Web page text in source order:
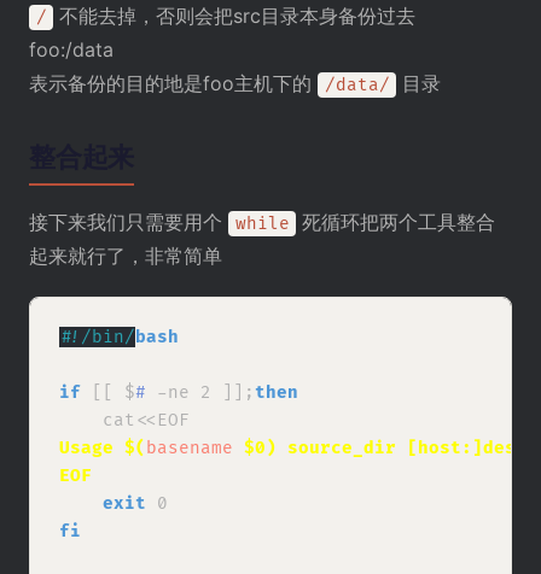
/
不能去掉，否则会把src目录本身备份过去
foo:/data
表示备份的目的地是foo主机下的
/data/ 目录
接下来我们只需要用个 while
死循环把两个工具整合
起来就行了，非常简单
#!/bin/ bash
if [[ $# -ne 2 ]];then
Usage $( basename $0) source_dir
EOF
exit
fi